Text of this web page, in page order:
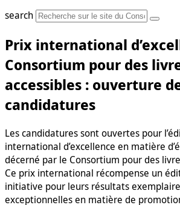
search
Prix international
Consortium pour des
accessibles : ouverture
candidatures
Les candidatures sont ouvertes pour
international d’excellence en matière
décerné par le Consortium pour des
Ce prix international récompense un
initiative pour leurs résultats
exceptionnelles en matière de